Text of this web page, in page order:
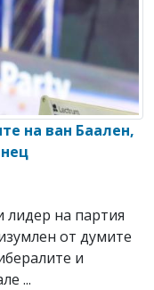
на ван Баален,
на партия
от думите
и
...